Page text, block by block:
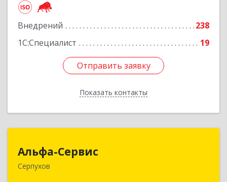
Внедрений
238
1С:Специалист
19
Отправить заявку
Показать контакты
Отправить заявку
Назад
Альфа-Сервис
Серпухов